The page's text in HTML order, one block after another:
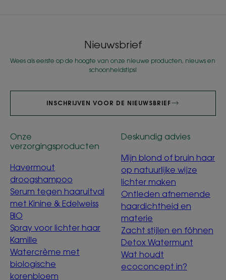
Nieuwsbrief
Wees als eerste op de hoogte van onze nieuwe producten, nieuws en
schoonheidstips!
INSCHRIJVEN VOOR DE NIEUWSBRIEF
Onze
verzorgingsproducten
Havermout
droogshampoo
Serum tegen haaruitval
met Kinine & Edelweiss
BIO
Spray voor lichter haar
Kamille
Watercrème met
biologische
korenbloem
Deskundig advies
Mijn blond of bruin haar
op natuurlijke wijze
lichter maken
Ontleden afnemende
haardichtheid en
materie
Zacht stijlen en föhnen
Detox Watermunt
Wat houdt
ecoconcept in?